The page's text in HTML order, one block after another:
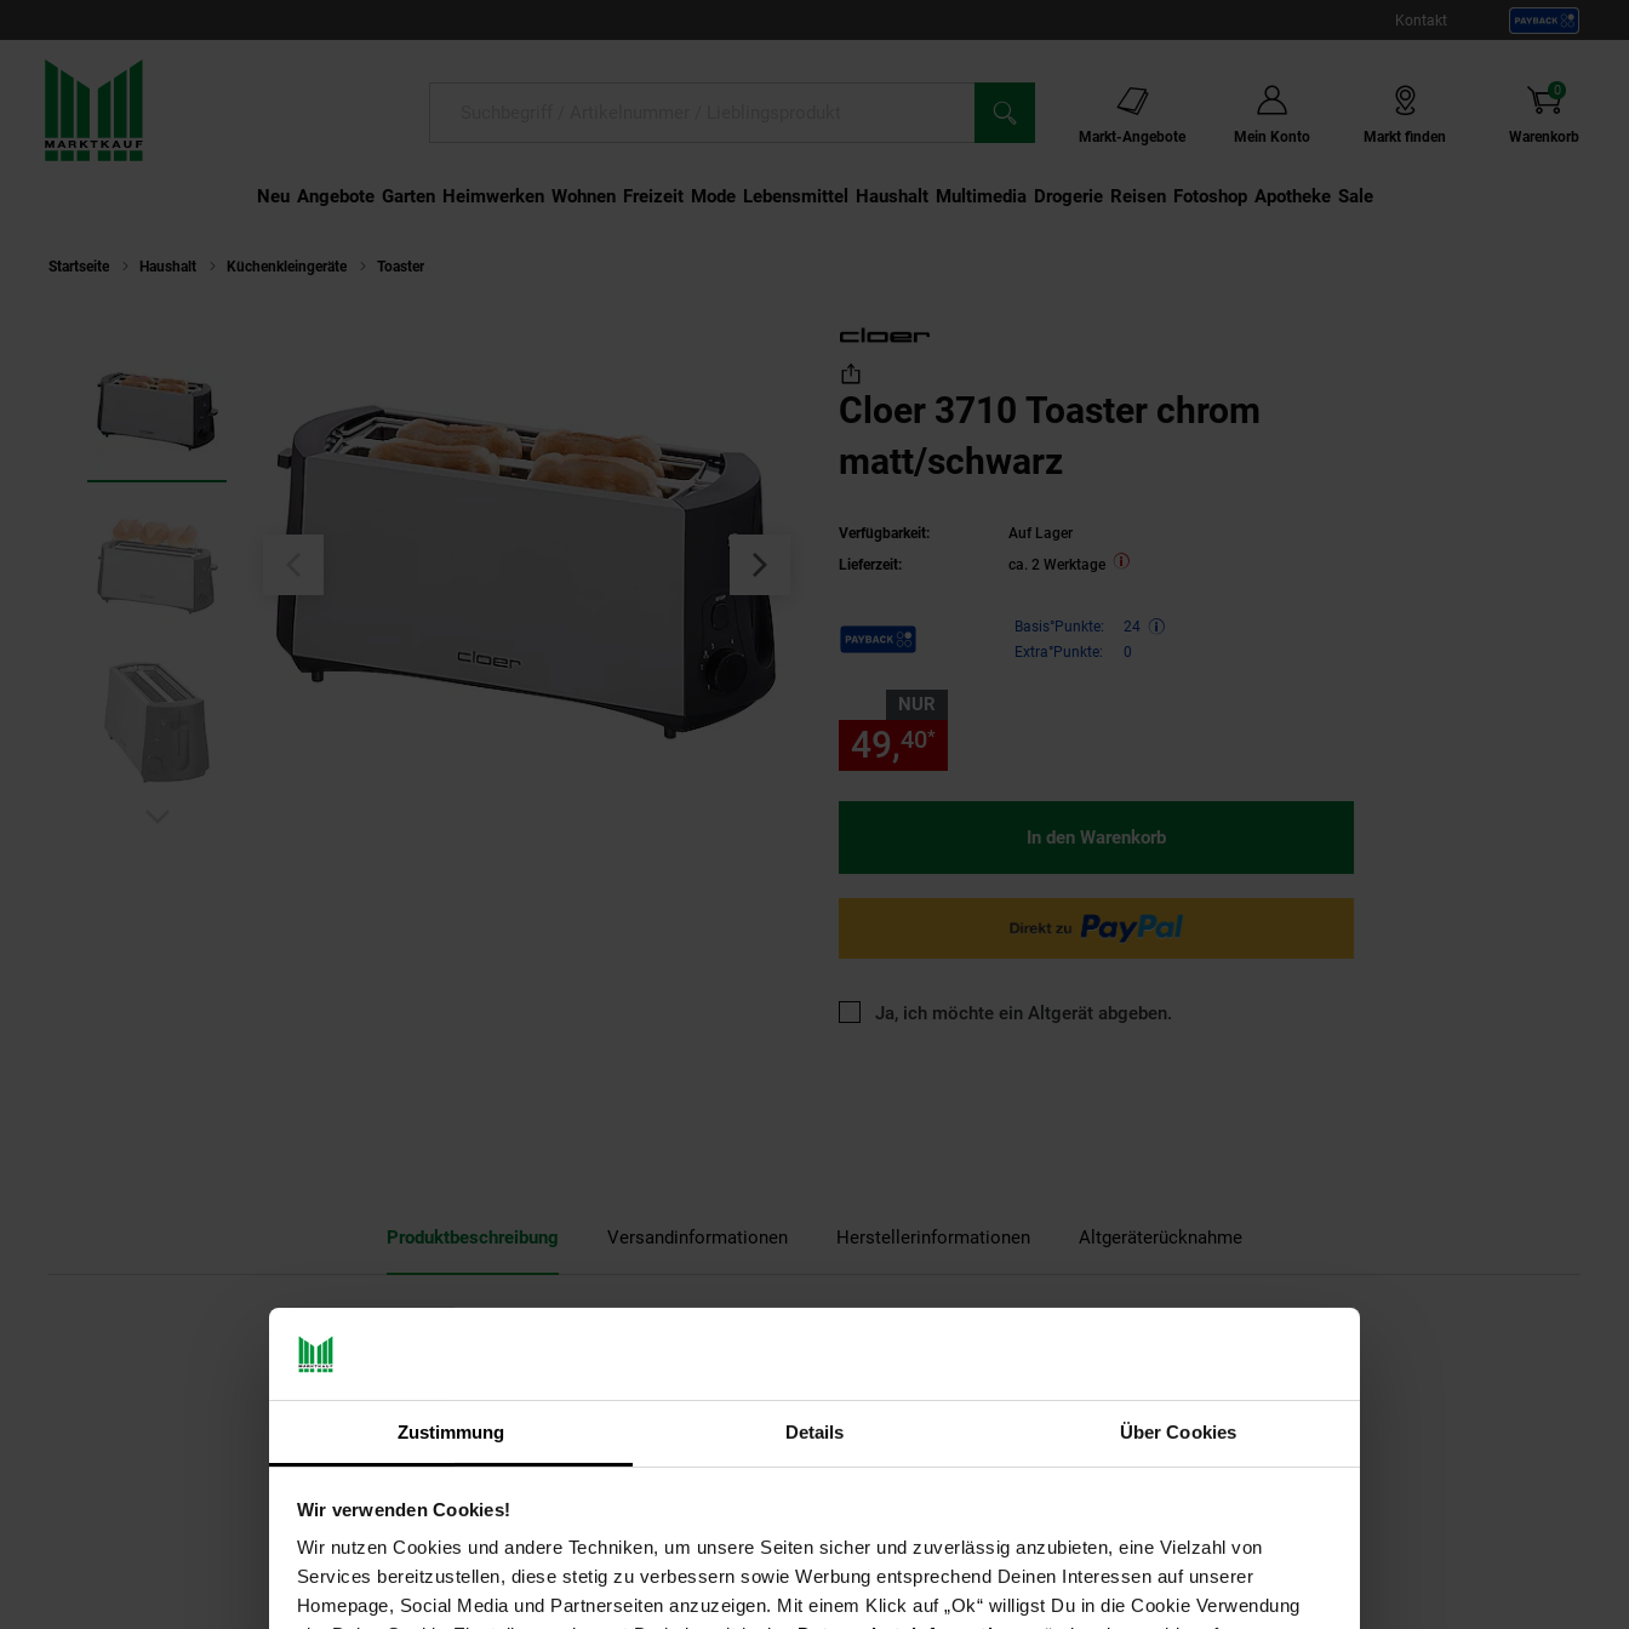
Zustimmung Details Über Cookies
Wir verwenden Cookies!
Wir nutzen Cookies und andere Techniken, um unsere Seiten sicher und zuverlässig anzubieten, eine Vielzahl von
Services bereitzustellen, diese stetig zu verbessern sowie Werbung entsprechend Deinen Interessen auf unserer
Homepage, Social Media und Partnerseiten anzuzeigen. Mit einem Klick auf „Ok“ willigst Du in die Cookie Verwendung
Kontakt
Markt-Angebote Mein Konto Markt finden Warenkorb
0
Artikel
Neu Angebote Garten Heimwerken Wohnen Freizeit Mode Lebensmittel Haushalt Multimedia Drogerie Externer Link:
Reisen Externer Link:
Fotoshop Externer Link:
Apotheke Sale
Startseite Haushalt Küchenkleingeräte Toaster
Cloer 3710 Toaster chrom
matt/schwarz
Verfügbarkeit:
Auf Lager
Lieferzeit:
ca. 2 Werktage
Payback Punkte Basis°Punkte:
24
Extra°Punkte:
0
NUR
49,40*
In den Warenkorb
Ja, ich möchte ein Altgerät abgeben.
Produktbeschreibung Versandinformationen Herstellerinformationen Altgeräterücknahme
Es hat:
ür 4 Toastscheiben
Integrierter Brötchenaufsatz
Sicherheitsabschaltung, wenn sich der Toast verklemmt
Stopptaste